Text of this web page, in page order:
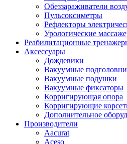
Обеззараживатели
Пульсоксиметры
Рефлекторы
Урологические
Реабилитационные
Аксессуары
Дождевики
Вакуумные
Вакуумные подушки
Вакуумные фиксаторы
Корригирующая опора
Корригирующие
Дополнительное
Производители
Aacurat
Aceso